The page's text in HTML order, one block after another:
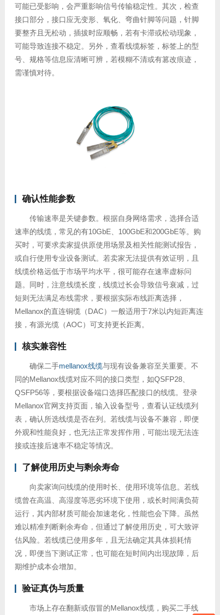
可能已受影响，会严重影响信号传输稳定性。其次，检查
接口部分，接口应无变形、氧化、弯曲针脚等问题，针脚
要整齐且无松动，插拔时应顺畅，若有卡滞或松动现象，
可能导致连接不稳定。另外，查看线缆标签，标签上的型
号、规格等信息应清晰可辨，若模糊不清或有篡改痕迹，
需谨慎对待。
确认性能参数
传输速率是关键参数。根据自身网络需求，选择合适
速率的线缆，常见的有10GbE、100GbE和200GbE等。购
买时，可要求卖家提供原使用场景及相关性能测试报告，
或自行使用专业设备测试。若卖家无法提供有效证明，且
线缆价格远低于市场平均水平，很可能存在速率虚标问
题。同时，注意线缆长度，线缆过长会导致信号衰减，过
短则无法满足布线需求，要根据实际布线距离选择，
Mellanox的直连铜缆（DAC）一般适用于7米以内短距离连
接，有源光缆（AOC）可支持更长距离。
核实兼容性
确保二手mellanox线缆与现有设备兼容至关重要。不
同的Mellanox线缆对应不同的接口类型，如QSFP28、
QSFP56等，要根据设备端口选择匹配接口的线缆。登录
Mellanox官网支持页面，输入设备型号，查看认证线缆列
表，确认所选线缆是否在列。若线缆与设备不兼容，即便
外观和性能良好，也无法正常发挥作用，可能出现无法连
接或连接后速率不稳定等情况。
了解使用历史与剩余寿命
向卖家询问线缆的使用时长、使用环境等信息。若线
缆曾在高温、高湿度等恶劣环境下使用，或长时间满负荷
运行，其内部材质可能会加速老化，性能也会下降。虽然
难以精准判断剩余寿命，但通过了解使用历史，可大致评
估风险。若线缆已使用多年，且无法确定其具体损耗情
况，即便当下测试正常，也可能在短时间内出现故障，后
期维护成本会增加。
验证真伪与质量
市场上存在翻新或假冒的Mellanox线缆，购买二手线